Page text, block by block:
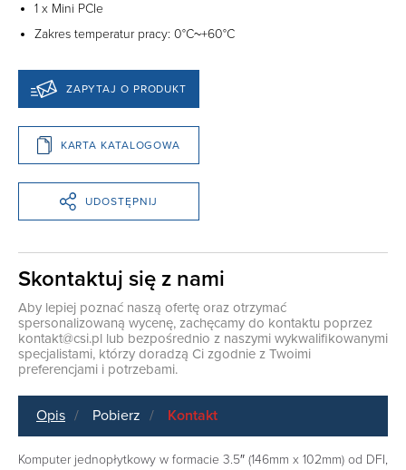
1 x Mini PCIe
Zakres temperatur pracy: 0°C~+60°C
ZAPYTAJ O PRODUKT
KARTA KATALOGOWA
UDOSTĘPNIJ
Skontaktuj się z nami
Aby lepiej poznać naszą ofertę oraz otrzymać
spersonalizowaną wycenę, zachęcamy do kontaktu poprzez
kontakt@csi.pl lub bezpośrednio z naszymi wykwalifikowanymi
specjalistami, którzy doradzą Ci zgodnie z Twoimi
preferencjami i potrzebami.
Opis Pobierz Kontakt
Komputer jednopłytkowy w formacie 3.5″ (146mm x 102mm) od DFI,